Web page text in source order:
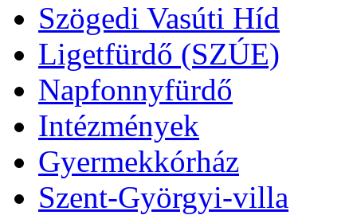
Szögedi Vasúti Híd
Ligetfürdő (SZÚE)
Napfonnyfürdő
Intézmények
Gyermekkórház
Szent-Györgyi-villa